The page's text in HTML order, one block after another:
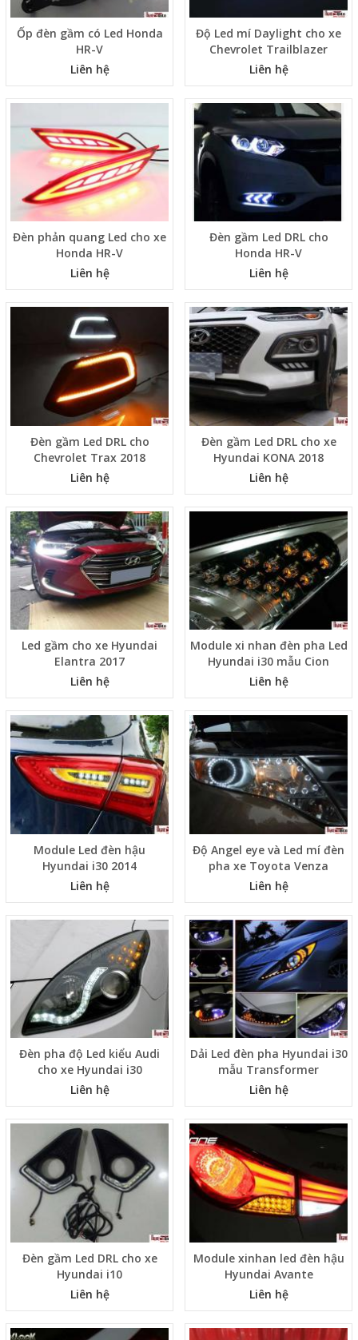
Ốp đèn gầm có Led Honda
HR-V
Liên hệ
Độ Led mí Daylight cho xe
Chevrolet Trailblazer
Liên hệ
Đèn phản quang Led cho xe
Honda HR-V
Liên hệ
Đèn gầm Led DRL cho
Honda HR-V
Liên hệ
Đèn gầm Led DRL cho
Chevrolet Trax 2018
Liên hệ
Đèn gầm Led DRL cho xe
Hyundai KONA 2018
Liên hệ
Led gầm cho xe Hyundai
Elantra 2017
Liên hệ
Module xi nhan đèn pha Led
Hyundai i30 mẫu Cion
Liên hệ
Module Led đèn hậu
Hyundai i30 2014
Liên hệ
Độ Angel eye và Led mí đèn
pha xe Toyota Venza
Liên hệ
Đèn pha độ Led kiểu Audi
cho xe Hyundai i30
Liên hệ
Dải Led đèn pha Hyundai i30
mẫu Transformer
Liên hệ
Đèn gầm Led DRL cho xe
Hyundai i10
Liên hệ
Module xinhan led đèn hậu
Hyundai Avante
Liên hệ